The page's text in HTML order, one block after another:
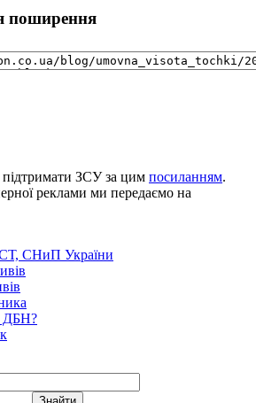
поширення
ЗСУ за цим посиланням.
реклами ми передаємо на
СНиП України
ДБН?